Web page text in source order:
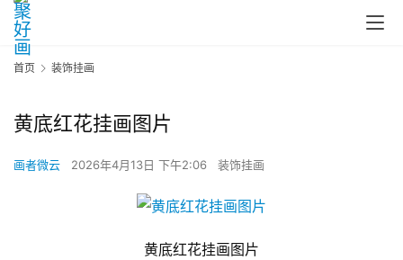
首页 装饰挂画
黄底红花挂画图片
画者微云 2026年4月13日 下午2:06 装饰挂画
黄底红花挂画图片